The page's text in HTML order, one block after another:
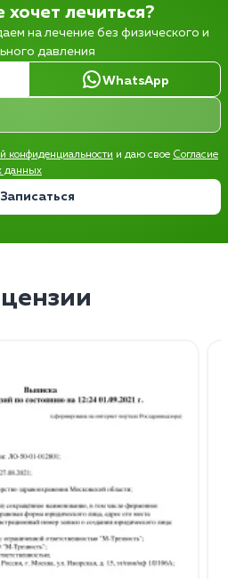
хочет лечиться?
на лечение без физического и
давления
WhatsApp
конфиденциальности и даю свое Согласие
данных
Записаться